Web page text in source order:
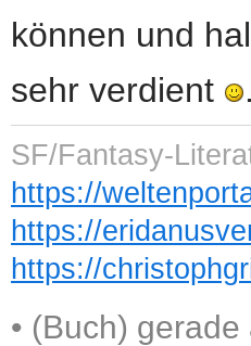
können und
sehr verdient
SF/Fantasy-
https://
https://
https://
• (Buch) gerade